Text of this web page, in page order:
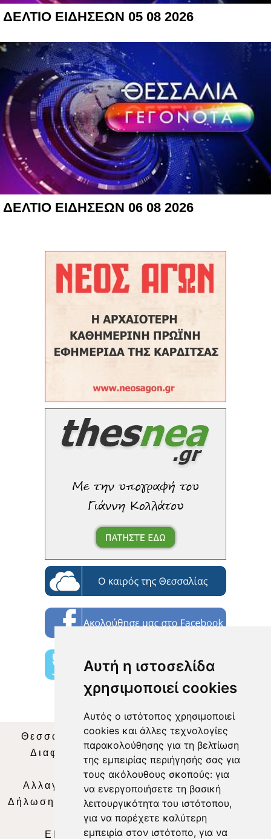
Αυτή η ιστοσελίδα
χρησιμοποιεί cookies
Αυτός ο ιστότοπος χρησιμοποιεί
cookies και άλλες τεχνολογίες
παρακολούθησης για τη βελτίωση
της εμπειρίας περιήγησής σας για
τους ακόλουθους σκοπούς: για
να ενεργοποιήσετε τη βασική
λειτουργικότητα του ιστότοπου,
για να παρέχετε καλύτερη
εμπειρία στον ιστότοπο, για να
ΔΕΛΤΙΟ ΕΙΔΗΣΕΩΝ 05 08 2026
ΔΕΛΤΙΟ ΕΙΔΗΣΕΩΝ 06 08 2026
Θεσσαλία Τηλεόραση|SNG Services
Διαφήμιση | Όροι Χρήσης |Δήλωση
Απορρήτου |
Περιεχόμενο
Αλλαγή Προτιμήσεων για τα Cookies
Δήλωση συμμόρφωσης με τη σύσταση (ΕΕ)
2018/334|Ταυτότητα
ΕΝΗΜΕΡΩΣΗ |WEB TV| LIVE